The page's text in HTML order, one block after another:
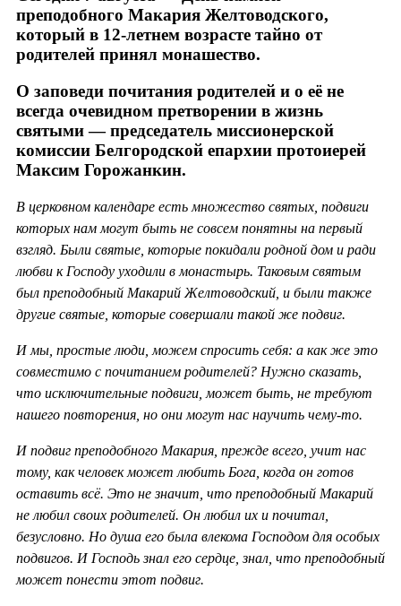
преподобного Макария Желтоводского,
который в 12-летнем возрасте тайно от
родителей принял монашество.
О заповеди почитания родителей и о её не
всегда очевидном претворении в жизнь
святыми — председатель миссионерской
комиссии Белгородской епархии протоиерей
Максим Горожанкин.
В церковном календаре есть множество святых, подвиги
которых нам могут быть не совсем понятны на первый
взгляд. Были святые, которые покидали родной дом и ради
любви к Господу уходили в монастырь. Таковым святым
был преподобный Макарий Желтоводский, и были также
другие святые, которые совершали такой же подвиг.
И мы, простые люди, можем спросить себя: а как же это
совместимо с почитанием родителей? Нужно сказать,
что исключительные подвиги, может быть, не требуют
нашего повторения, но они могут нас научить чему-то.
И подвиг преподобного Макария, прежде всего, учит нас
тому, как человек может любить Бога, когда он готов
оставить всё. Это не значит, что преподобный Макарий
не любил своих родителей. Он любил их и почитал,
безусловно. Но душа его была влекома Господом для особых
подвигов. И Господь знал его сердце, знал, что преподобный
может понести этот подвиг.